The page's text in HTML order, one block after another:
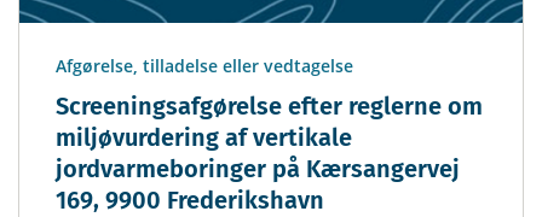
Afgørelse, tilladelse eller vedtagelse
Screeningsafgørelse efter reglerne om
miljøvurdering af vertikale
jordvarmeboringer på Kærsangervej
169, 9900 Frederikshavn